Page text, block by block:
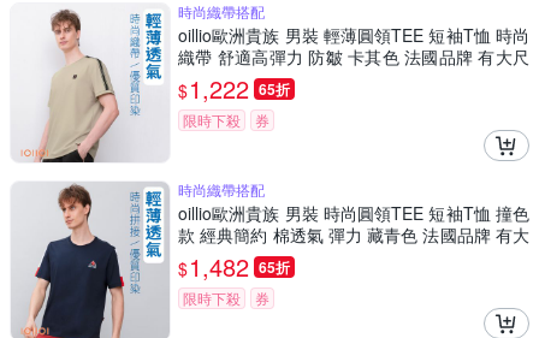
時尚織帶搭配
oillio歐洲貴族 男裝 輕薄圓領TEE 短袖T恤 時尚
織帶 舒適高彈力 防皺 卡其色 法國品牌 有大尺
碼
$1,222 65折
限時下殺 券
時尚織帶搭配
oillio歐洲貴族 男裝 時尚圓領TEE 短袖T恤 撞色
款 經典簡約 棉透氣 彈力 藏青色 法國品牌 有大
尺碼
$1,482 65折
限時下殺 券